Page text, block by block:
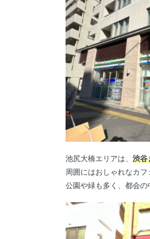
池尻大橋エリアは、 渋谷
周囲にはおしゃれなカフ
公園や緑も多く、都会の